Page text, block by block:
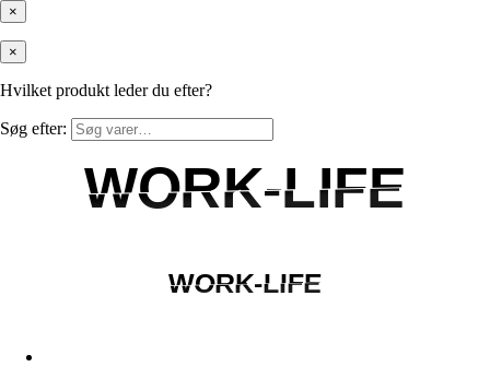
×
×
Hvilket produkt leder du efter?
Søg efter:
WORK-LIFE
WORK-LIFE
WORK-LIFE
WORK-LIFE